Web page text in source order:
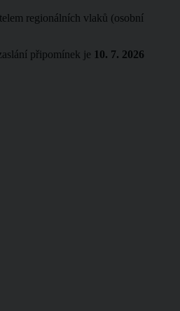
regionálních vlaků (osobní
připomínek je 10. 7. 2026